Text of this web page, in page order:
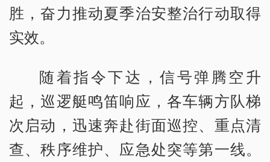
胜，奋力推动夏季治安整治行动取得
实效。
随着指令下达，信号弹腾空升
起，巡逻艇鸣笛响应，各车辆方队梯
次启动，迅速奔赴街面巡控、重点清
查、秩序维护、应急处突等第一线。